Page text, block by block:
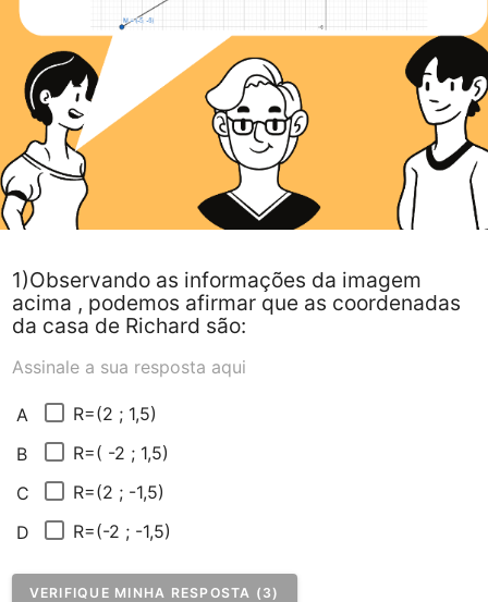
1)Observando as informações da imagem
acima , podemos afirmar que as coordenadas
da casa de Richard são:
Assinale a sua resposta aqui
A
R=(2 ; 1,5)
B
R=( -2 ; 1,5)
C
R=(2 ; -1,5)
D
R=(-2 ; -1,5)
VERIFIQUE MINHA RESPOSTA (3)